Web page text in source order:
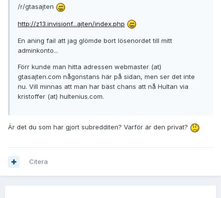
/r/gtasajten
http://z13.invisionf...ajten/index.php
En aning fail att jag glömde bort lösenordet till mitt
adminkonto...
Förr kunde man hitta adressen webmaster (at)
gtasajten.com någonstans här på sidan, men ser det inte
nu. Vill minnas att man har bäst chans att nå Hultan via
kristoffer (at) hultenius.com.
Är det du som har gjort subredditen? Varför är den privat?
Citera